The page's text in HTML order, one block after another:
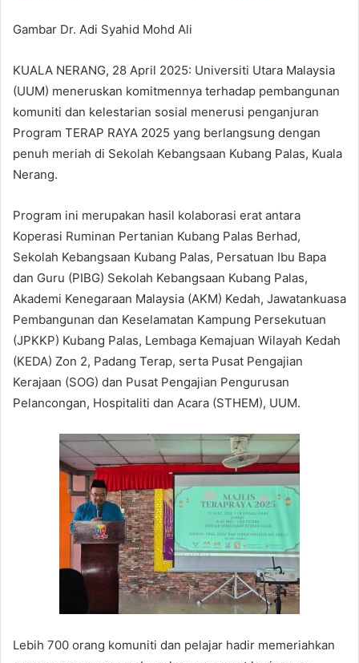
Gambar Dr. Adi Syahid Mohd Ali
KUALA NERANG, 28 April 2025: Universiti Utara Malaysia
(UUM) meneruskan komitmennya terhadap pembangunan
komuniti dan kelestarian sosial menerusi penganjuran
Program TERAP RAYA 2025 yang berlangsung dengan
penuh meriah di Sekolah Kebangsaan Kubang Palas, Kuala
Nerang.
Program ini merupakan hasil kolaborasi erat antara
Koperasi Ruminan Pertanian Kubang Palas Berhad,
Sekolah Kebangsaan Kubang Palas, Persatuan Ibu Bapa
dan Guru (PIBG) Sekolah Kebangsaan Kubang Palas,
Akademi Kenegaraan Malaysia (AKM) Kedah, Jawatankuasa
Pembangunan dan Keselamatan Kampung Persekutuan
(JPKKP) Kubang Palas, Lembaga Kemajuan Wilayah Kedah
(KEDA) Zon 2, Padang Terap, serta Pusat Pengajian
Kerajaan (SOG) dan Pusat Pengajian Pengurusan
Pelancongan, Hospitaliti dan Acara (STHEM), UUM.
Lebih 700 orang komuniti dan pelajar hadir memeriahkan